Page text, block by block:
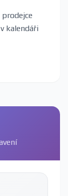
kalendáři